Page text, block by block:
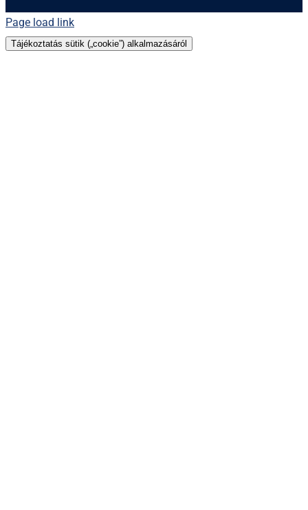
Page load link
Tájékoztatás sütik („cookie”) alkalmazásáról